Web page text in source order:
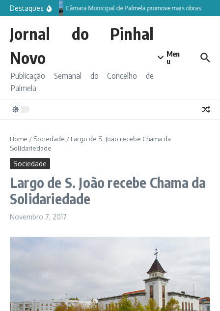
Ir para o conteúdo
Destaques Câmara Municipal de Palmela promove mais obras
Jornal do Pinhal
Novo
Publicação Semanal do Concelho de
Palmela
Men
u
Home / Sociedade / Largo de S. João recebe Chama da
Solidariedade
Sociedade
Largo de S. João recebe Chama da
Solidariedade
Novembro 7, 2017